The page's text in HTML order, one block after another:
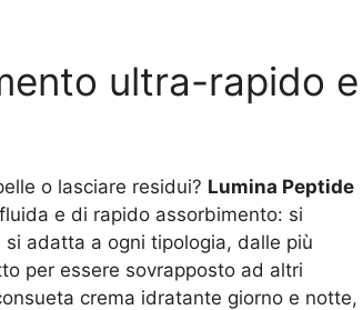
ultra-rapido e
o lasciare residui? Lumina Peptide
e di rapido assorbimento: si
adatta a ogni tipologia, dalle più
per essere sovrapposto ad altri
crema idratante giorno e notte,